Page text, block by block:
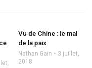
Vu de Chine : le mal
de la paix
Nathan Gain
3 juillet,
2018